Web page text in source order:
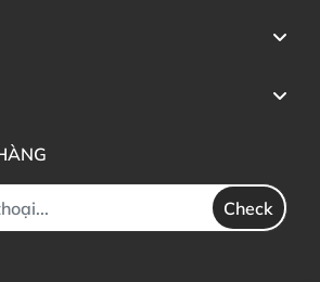
Check